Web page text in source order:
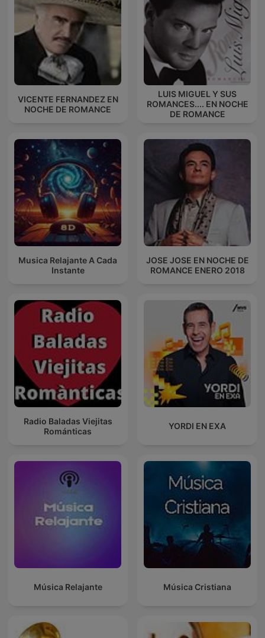
VICENTE FERNANDEZ EN
NOCHE DE ROMANCE
LUIS MIGUEL Y SUS
ROMANCES.... EN NOCHE
DE ROMANCE
Musica Relajante A Cada
Instante
JOSE JOSE EN NOCHE DE
ROMANCE ENERO 2018
Radio Baladas Viejitas
Románticas
YORDI EN EXA
Música Relajante Música Cristiana